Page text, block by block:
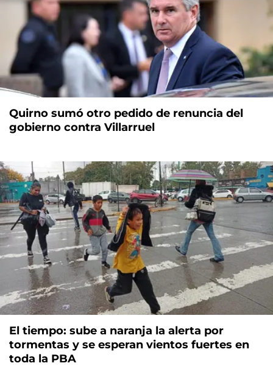
Quirno sumó otro pedido de renuncia del
gobierno contra Villarruel
El tiempo: sube a naranja la alerta por
tormentas y se esperan vientos fuertes en
toda la PBA